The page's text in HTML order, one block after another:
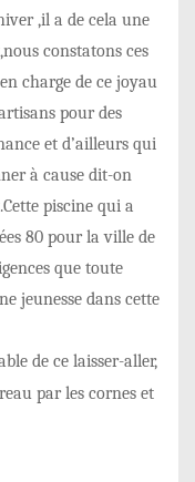
,il a de cela une
constatons ces
charge de ce joyau
pour des
et d’ailleurs qui
à cause dit-on
piscine qui a
80 pour la ville de
que toute
jeunesse dans cette
de ce laisser-aller,
par les cornes et